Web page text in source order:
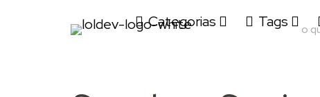
o
Filtrar por Categorias Tags